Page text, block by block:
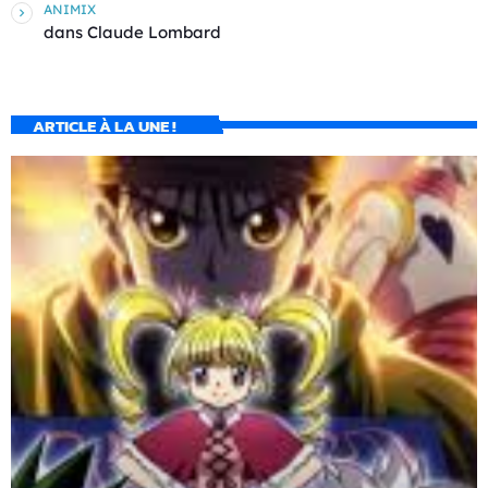
ANIMIX
dans Claude Lombard
ARTICLE À LA UNE !